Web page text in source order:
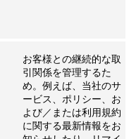
お客様との継続的な取
引関係を管理するた
め。例えば、当社のサ
ービス、ポリシー、お
よび／または利用規約
に関する最新情報をお